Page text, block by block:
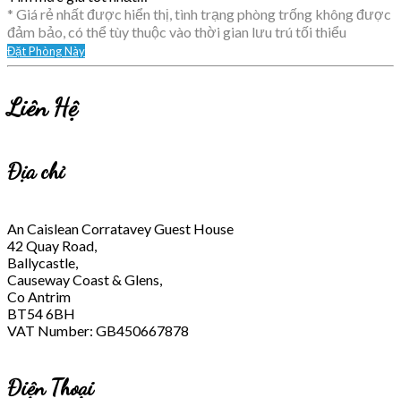
* Giá rẻ nhất được hiển thị, tình trạng phòng trống không được
đảm bảo, có thể tùy thuộc vào thời gian lưu trú tối thiểu
Đặt Phòng Này
Liên Hệ
Địa chỉ
An Caislean Corratavey Guest House
42 Quay Road,
Ballycastle,
Causeway Coast & Glens,
Co Antrim
BT54 6BH
VAT Number: GB450667878
Điện Thoại